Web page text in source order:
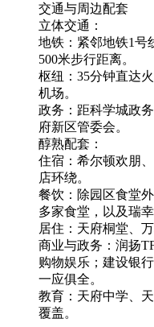
交通与周边配套
立体交通：
地铁：紧邻地铁1号
500米步行距离。
枢纽：35分钟直达
机场。
政务：距科学城政
府新区管委会。
醇熟配套：
住宿：希尔顿欢朋
店环绕。
餐饮：除园区食堂
多家食堂，以及瑞
居住：天府桐堂、
商业与政务：润扬
购物娱乐；建设银
一应俱全。
教育：天府中学、
覆盖。